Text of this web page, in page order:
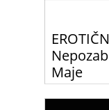
Maje
dogodkov v